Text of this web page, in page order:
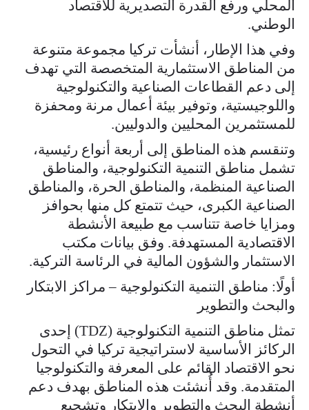
المحلي ورفع القدرة التصديرية للاقتصاد
الوطني.
وفي هذا الإطار، أنشأت تركيا مجموعة متنوعة
من المناطق الاستثمارية المتخصصة التي تهدف
إلى دعم القطاعات الصناعية والتكنولوجية
واللوجيستية، وتوفير بيئة أعمال مرنة ومحفزة
للمستثمرين المحليين والدوليين.
وتنقسم هذه المناطق إلى أربعة أنواع رئيسية،
تشمل مناطق التنمية التكنولوجية، والمناطق
الصناعية المنظمة، والمناطق الحرة، والمناطق
الصناعية الكبرى، حيث تتمتع كل منها بحوافز
ومزايا خاصة تتناسب مع طبيعة الأنشطة
الاقتصادية المستهدفة. وفق بيانات مكتب
الاستثمار والشؤون المالية في الرئاسة التركية.
أولًا: مناطق التنمية التكنولوجية – مراكز الابتكار
والبحث والتطوير
تمثل مناطق التنمية التكنولوجية (TDZ) إحدى
الركائز الأساسية لاستراتيجية تركيا في التحول
نحو الاقتصاد القائم على المعرفة والتكنولوجيا
المتقدمة. وقد أُنشئت هذه المناطق بهدف دعم
أنشطة البحث والتطوير والابتكار وتشجيع